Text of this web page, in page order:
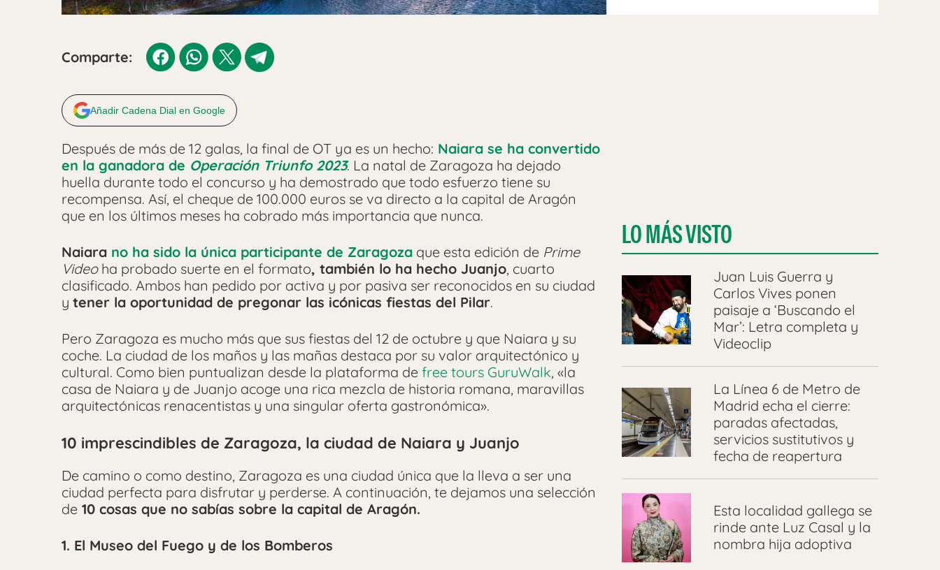
Comparte:
Añadir Cadena Dial en Google
Después de más de 12 galas, la final de OT ya es un hecho: Naiara se ha convertido
en la ganadora de Operación Triunfo 2023. La natal de Zaragoza ha dejado
huella durante todo el concurso y ha demostrado que todo esfuerzo tiene su
recompensa. Así, el cheque de 100.000 euros se va directo a la capital de Aragón
que en los últimos meses ha cobrado más importancia que nunca.
Naiara no ha sido la única participante de Zaragoza que esta edición de Prime
Videoha probado suerte en el formato, también lo ha hecho Juanjo, cuarto
clasificado. Ambos han pedido por activa y por pasiva ser reconocidos en su ciudad
y tener la oportunidad de pregonar las icónicas fiestas del Pilar.
Pero Zaragoza es mucho más que sus fiestas del 12 de octubre y que Naiara y su
coche. La ciudad de los maños y las mañas destaca por su valor arquitectónico y
cultural. Como bien puntualizan desde la plataforma de free tours GuruWalk, «la
casa de Naiara y de Juanjo acoge una rica mezcla de historia romana, maravillas
arquitectónicas renacentistas y una singular oferta gastronómica».
10 imprescindibles de Zaragoza, la ciudad de Naiara y Juanjo
De camino o como destino, Zaragoza es una ciudad única que la lleva a ser una
ciudad perfecta para disfrutar y perderse. A continuación, te dejamos una selección
de 10 cosas que no sabías sobre la capital de Aragón.
1. El Museo del Fuego y de los Bomberos
LO MÁS VISTO
Juan Luis Guerra y
Carlos Vives ponen
paisaje a ‘Buscando el
Mar’: Letra completa y
Videoclip
La Línea 6 de Metro de
Madrid echa el cierre:
paradas afectadas,
servicios sustitutivos y
fecha de reapertura
Esta localidad gallega se
rinde ante Luz Casal y la
nombra hija adoptiva